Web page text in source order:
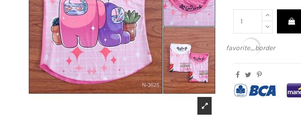
favorite_border